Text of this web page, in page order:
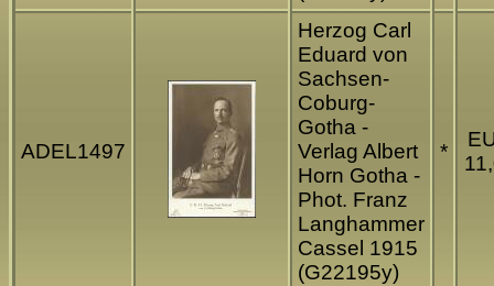
ADEL1497
Herzog Carl
Eduard von
Sachsen-
Coburg-
Gotha -
Verlag Albert
Horn Gotha -
Phot. Franz
Langhammer
Cassel 1915
(G22195y)
*